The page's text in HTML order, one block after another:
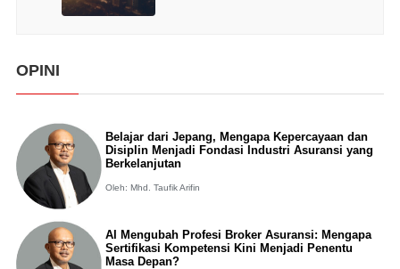
OPINI
Belajar dari Jepang, Mengapa Kepercayaan dan
Disiplin Menjadi Fondasi Industri Asuransi yang
Berkelanjutan
Oleh: Mhd. Taufik Arifin
AI Mengubah Profesi Broker Asuransi: Mengapa
Sertifikasi Kompetensi Kini Menjadi Penentu
Masa Depan?